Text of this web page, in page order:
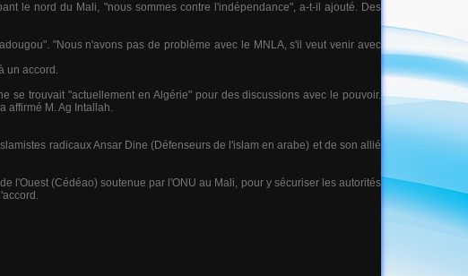
le nord du Mali, "nous sommes contre l'indépendance", a-t-il ajouté. Des
"Nous n'avons pas de problème avec le MNLA, s'il veut venir avec
un accord.
se trouvait "actuellement en Algérie" pour des discussions avec le pouvoir.
affirmé M. Ag Intallah.
radicaux Ansar Dine (Défenseurs de l'islam en arabe) et de son allié
l'Ouest (Cédéao) soutenue par l'ONU au Mali, pour y sécuriser les autorités